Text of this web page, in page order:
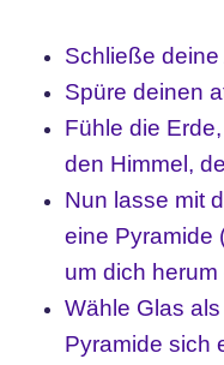
Schließe
Spüre deinen
Fühle die
den Himmel,
Nun lasse mit
eine Pyramide
um dich
Wähle Glas
Pyramide sich